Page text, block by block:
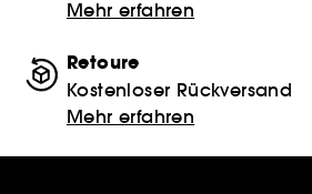
Mehr erfahren
Retoure
Kostenloser Rückversand
Mehr erfahren